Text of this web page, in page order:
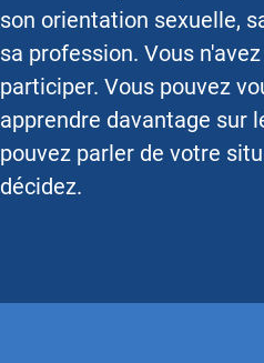
son orientation sexuelle,
sa profession. Vous
participer. Vous pouvez
apprendre davantage sur
pouvez parler de votre
décidez.